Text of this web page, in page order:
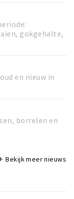
gokgehalte,
en nieuw in
borrelen en
Bekijk meer nieuws